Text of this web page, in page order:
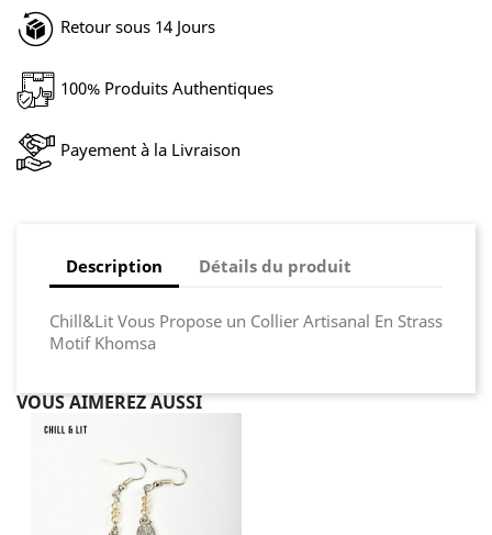
Retour sous 14 Jours
100% Produits Authentiques
Payement à la Livraison
Description Détails du produit
Chill&Lit Vous Propose un Collier Artisanal En Strass
Motif Khomsa
VOUS AIMEREZ AUSSI